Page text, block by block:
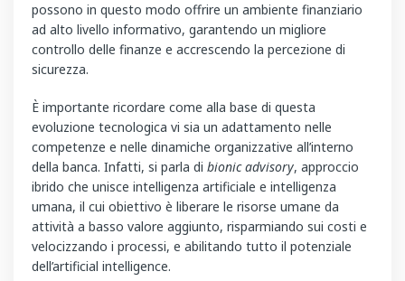
possono in questo modo offrire un ambiente finanziario
ad alto livello informativo, garantendo un migliore
controllo delle finanze e accrescendo la percezione di
sicurezza.
È importante ricordare come alla base di questa
evoluzione tecnologica vi sia un adattamento nelle
competenze e nelle dinamiche organizzative all’interno
della banca. Infatti, si parla di bionic advisory, approccio
ibrido che unisce intelligenza artificiale e intelligenza
umana, il cui obiettivo è liberare le risorse umane da
attività a basso valore aggiunto, risparmiando sui costi e
velocizzando i processi, e abilitando tutto il potenziale
dell’artificial intelligence.